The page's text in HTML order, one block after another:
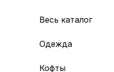
Пуховики
Рубашки
Бабочки
Платочки
Весь каталог
Одежда
Кофты